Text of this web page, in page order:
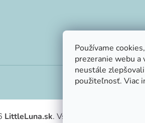
Používame
prezeranie webu a
neustále
použiteľnosť. Viac
LittleLuna.sk. Všetky práva vyhradené.